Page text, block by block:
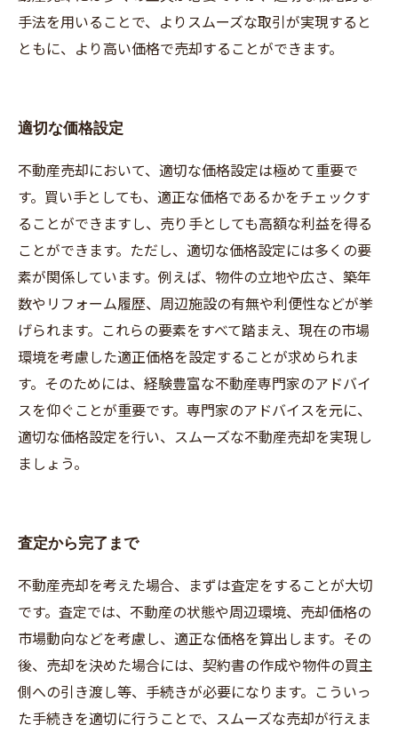
手法を用いることで、よりスムーズな取引が実現すると
ともに、より高い価格で売却することができます。
適切な価格設定
不動産売却において、適切な価格設定は極めて重要で
す。買い手としても、適正な価格であるかをチェックす
ることができますし、売り手としても高額な利益を得る
ことができます。ただし、適切な価格設定には多くの要
素が関係しています。例えば、物件の立地や広さ、築年
数やリフォーム履歴、周辺施設の有無や利便性などが挙
げられます。これらの要素をすべて踏まえ、現在の市場
環境を考慮した適正価格を設定することが求められま
す。そのためには、経験豊富な不動産専門家のアドバイ
スを仰ぐことが重要です。専門家のアドバイスを元に、
適切な価格設定を行い、スムーズな不動産売却を実現し
ましょう。
査定から完了まで
不動産売却を考えた場合、まずは査定をすることが大切
です。査定では、不動産の状態や周辺環境、売却価格の
市場動向などを考慮し、適正な価格を算出します。その
後、売却を決めた場合には、契約書の作成や物件の買主
側への引き渡し等、手続きが必要になります。こういっ
た手続きを適切に行うことで、スムーズな売却が行えま